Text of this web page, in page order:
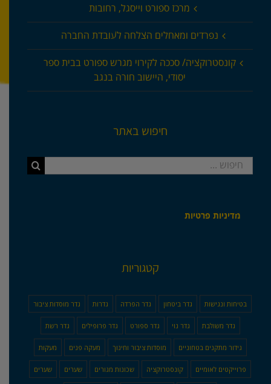
מרכז ספורט וייסגל, רחובות
נפרדים ומאחלים הצלחה לעובדת החברה
קונסטרוקציה/ סככה לקירוי מגרש ספורט בבית ספר
יסודי, היישוב חורה בנגב
חיפוש באתר
חיפוש...
מדיניות פרטיות
קטגוריות
בטיחות ונגישות גדר ביטחון גדר הפרדה גדרות גדר מוסדות ציבור
גדר משולבת גדר נוי גדר ספורט גדר פרופילים גדר רשת
גידור מתקנים בטחוניים מוסדות ציבור וחינוך מעקה פנים מעקות
פרוייקטים לאומיים קונסטרוקציה שכונות מגורים שערים שערים